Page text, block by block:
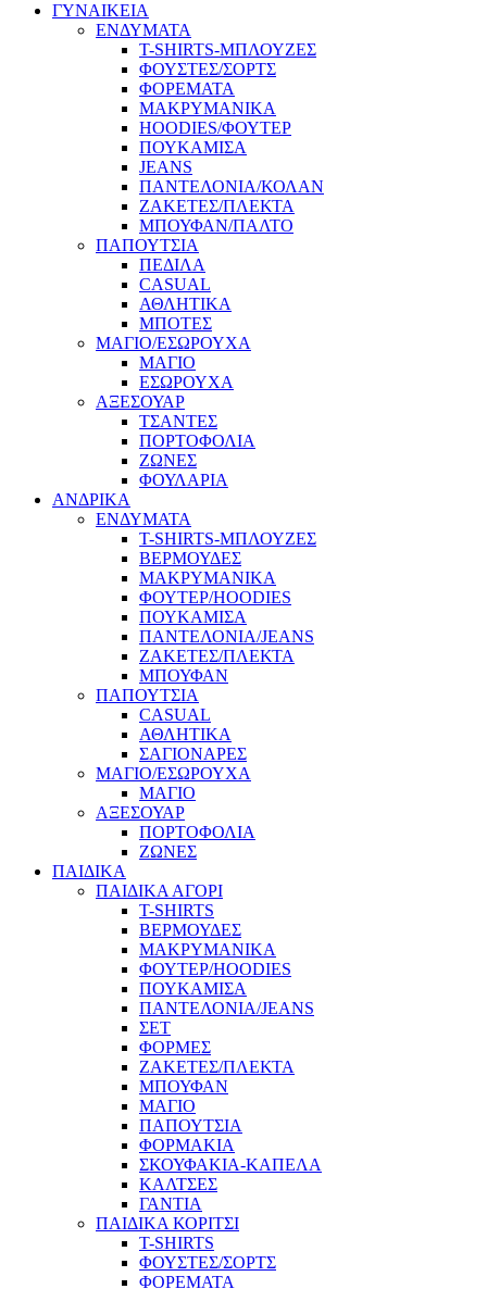
ΓΥΝΑΙΚΕΙΑ
ΕΝΔΥΜΑΤΑ
T-SHIRTS-ΜΠΛΟΥΖΕΣ
ΦΟΥΣΤΕΣ/ΣΟΡΤΣ
ΦΟΡΕΜΑΤΑ
ΜΑΚΡΥΜΑΝΙΚΑ
HOODIES/ΦΟΥΤΕΡ
ΠΟΥΚΑΜΙΣΑ
JEANS
ΠΑΝΤΕΛΟΝΙΑ/ΚΟΛΑΝ
ΖΑΚΕΤΕΣ/ΠΛΕΚΤΑ
ΜΠΟΥΦΑΝ/ΠΑΛΤΟ
ΠΑΠΟΥΤΣΙΑ
ΠΕΔΙΛΑ
CASUAL
ΑΘΛΗΤΙΚΑ
ΜΠΟΤΕΣ
ΜΑΓΙΟ/ΕΣΩΡΟΥΧΑ
ΜΑΓΙΟ
ΕΣΩΡΟΥΧΑ
ΑΞΕΣΟΥΑΡ
ΤΣΑΝΤΕΣ
ΠΟΡΤΟΦΟΛΙΑ
ΖΩΝΕΣ
ΦΟΥΛΑΡΙΑ
ΑΝΔΡΙΚΑ
ΕΝΔΥΜΑΤΑ
T-SHIRTS-ΜΠΛΟΥΖΕΣ
ΒΕΡΜΟΥΔΕΣ
ΜΑΚΡΥΜΑΝΙΚΑ
ΦΟΥΤΕΡ/HOODIES
ΠΟΥΚΑΜΙΣΑ
ΠΑΝΤΕΛΟΝΙΑ/JEANS
ΖΑΚΕΤΕΣ/ΠΛΕΚΤΑ
ΜΠΟΥΦΑΝ
ΠΑΠΟΥΤΣΙΑ
CASUAL
ΑΘΛΗΤΙΚΑ
ΣΑΓΙΟΝΑΡΕΣ
ΜΑΓΙΟ/ΕΣΩΡΟΥΧΑ
ΜΑΓΙΟ
ΑΞΕΣΟΥΑΡ
ΠΟΡΤΟΦΟΛΙΑ
ΖΩΝΕΣ
ΠΑΙΔΙΚΑ
ΠΑΙΔΙΚΑ ΑΓΟΡΙ
T-SHIRTS
ΒΕΡΜΟΥΔΕΣ
ΜΑΚΡΥΜΑΝΙΚΑ
ΦΟΥΤΕΡ/HOODIES
ΠΟΥΚΑΜΙΣΑ
ΠΑΝΤΕΛΟΝΙΑ/JEANS
ΣΕΤ
ΦΟΡΜΕΣ
ΖΑΚΕΤΕΣ/ΠΛΕΚΤΑ
ΜΠΟΥΦΑΝ
ΜΑΓΙΟ
ΠΑΠΟΥΤΣΙΑ
ΦΟΡΜΑΚΙΑ
ΣΚΟΥΦΑΚΙΑ-ΚΑΠΕΛΑ
ΚΑΛΤΣΕΣ
ΓΑΝΤΙΑ
ΠΑΙΔΙΚΑ ΚΟΡΙΤΣΙ
T-SHIRTS
ΦΟΥΣΤΕΣ/ΣΟΡΤΣ
ΦΟΡΕΜΑΤΑ